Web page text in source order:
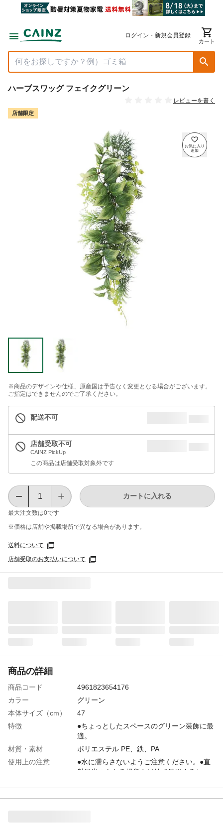
ログイン・新規会員登録
カート
ハーブスワッグ フェイクグリーン
レビューを書く
店舗限定
※商品のデザインや仕様、原産国は予告なく変更となる場合がございます。
ご指定はできませんのでご了承ください。
配送不可
店舗受取不可
CAINZ PickUp
この商品は店舗受取対象外です
最大注文数は0です
カートに入れる
※価格は​店舗や​掲載場所で​異なる​場合が​あります。
送料について
店舗受取のお支払いについて
商品の詳細
商品コード
4961823654176
カラー
グリーン
本体サイズ（cm）
47
特徴
●ちょっとしたスペースのグリーン装飾に最
適。
材質・素材
ポリエステル PE、鉄、PA
使用上の注意
●水に濡らさないようご注意ください。●直
射日光のあたる場所や屋外で使用すると、